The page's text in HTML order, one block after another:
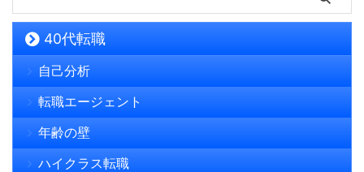
40代転職
自己分析
転職エージェント
年齢の壁
ハイクラス転職